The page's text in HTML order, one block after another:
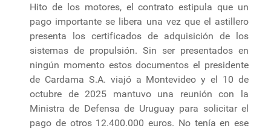
Hito de los motores, el contrato estipula que un
pago importante se libera una vez que el astillero
presenta los certificados de adquisición de los
sistemas de propulsión. Sin ser presentados en
ningún momento estos documentos el presidente
de Cardama S.A. viajó a Montevideo y el 10 de
octubre de 2025 mantuvo una reunión con la
Ministra de Defensa de Uruguay para solicitar el
pago de otros 12.400.000 euros. No tenía en ese